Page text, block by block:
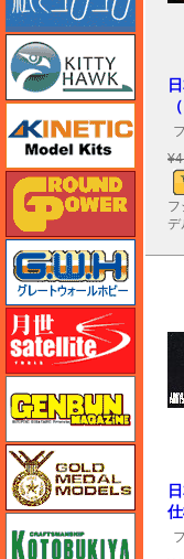
フ
デ
キネテ
ガリレ
ゲンブ
コトブ